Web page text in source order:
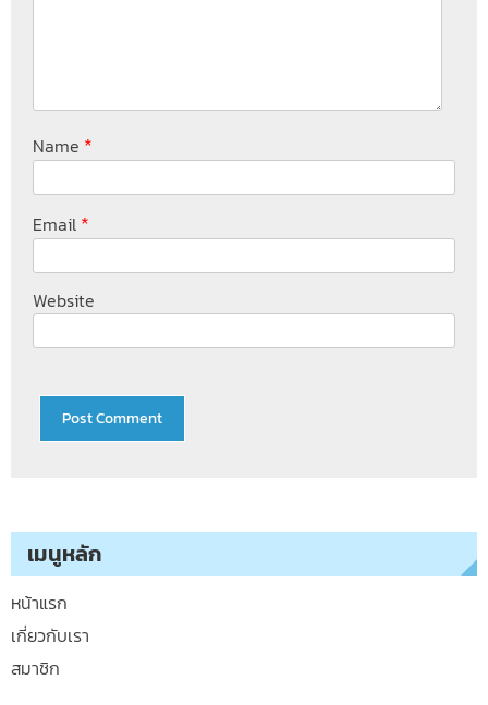
Name *
Email *
Website
เมนูหลัก
หน้าแรก
เกี่ยวกับเรา
สมาชิก